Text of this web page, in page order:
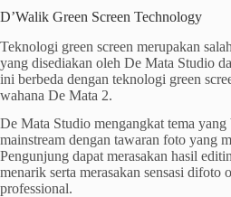
D’Walik Green Screen Technology
Teknologi green screen merupakan
yang disediakan oleh De Mata Studio
ini berbeda dengan teknologi green
wahana De Mata 2.
De Mata Studio mengangkat tema yang
mainstream dengan tawaran foto yang
Pengunjung dapat merasakan hasil
menarik serta merasakan sensasi difoto
professional.